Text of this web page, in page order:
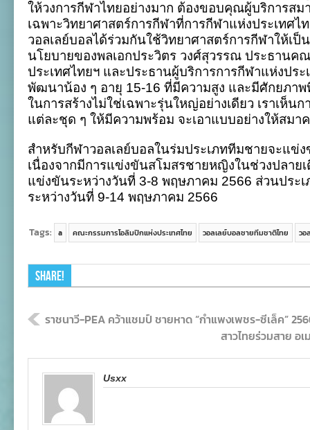
ให้วงการกีฬาไทยอย่างมาก ต้องขอบคุณผู้บริการส
เฉพาะวิทยาศาสตร์การกีฬาที่การกีฬาแห่งประเทศไ
วอลเลย์บอลได้ร่วมกันใช้วิทยาศาสตร์การกีฬาให้เ
นโยบายของพลเอกประวิตร วงศ์สุวรรณ ประธานค
ประเทศไทยฯ และประธานผู้บริการการกีฬาแห่งประ
พัฒนาน้อง ๆ อายุ 15-16 ที่มีความสูง และมีศักยภา
ในการสร้างไม่ใช่เฉพาะรุ่นใหญ่อย่างเดียว เราเห็น
แต่ละชุด ๆ ให้มีความพร้อม จะเอาแบบอย่างให้สมา
สำหรับกีฬาวอลเลย์บอลในร่มประเภททีมชายจะแข่
เนื่องจากมีการแข่งขันสโมสรชายหญิงในช่วงปลาย
แข่งขันระหว่างวันที่ 3-8 พฤษภาคม 2566 ส่วนประ
ระหว่างวันที่ 9-14 พฤษภาคม 2566
Tags: a คณะกรรมการโอลิมปิกแห่งประเทศไทย วอลเลย์บอลชายทีมชาติไทย วอ
Share!
ราชนาวี-PEA คว้าแชมป์ ชายหาด “กำแพงเพชร-ซีเล็ค”
สาวไทยร่วมสาย อ
Usxx